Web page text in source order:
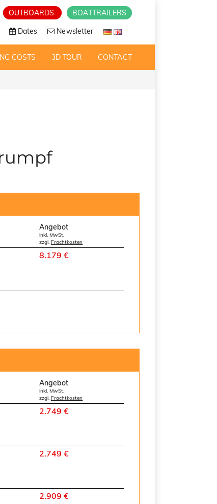
OUTBOARDS BOATTRAILERS
Dates Newsletter
COSTS 3D TOUR CONTACT
Angebot
inkl. MwSt.
zzgl. Frachtkosten
8.179 €
Angebot
inkl. MwSt.
zzgl. Frachtkosten
2.749 €
2.749 €
2.909 €